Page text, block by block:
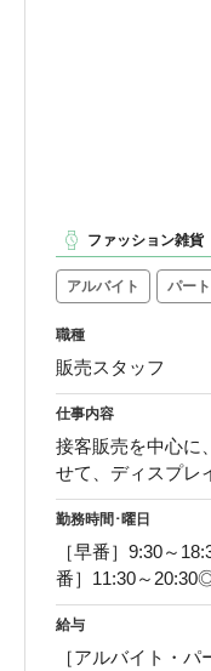
ファッション雑貨
アルバイト パート
職種
販売スタッフ
仕事内容
接客販売を中心に
せて、ディスプレ
勤務時間･曜日
［早番］9:30～
番］11:30～
給与
［アルバイト・